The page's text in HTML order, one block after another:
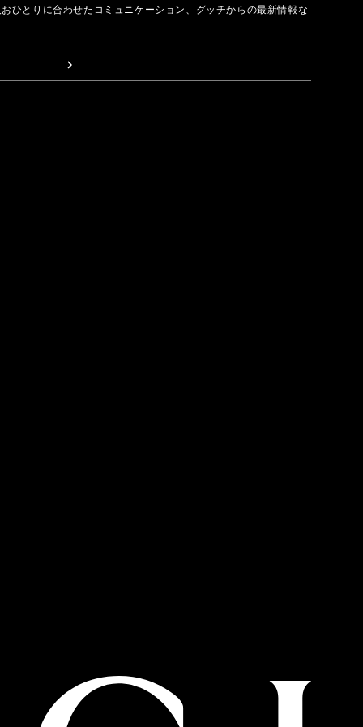
ひとりに合わせたコミュニケーション、グッチからの最新情報な